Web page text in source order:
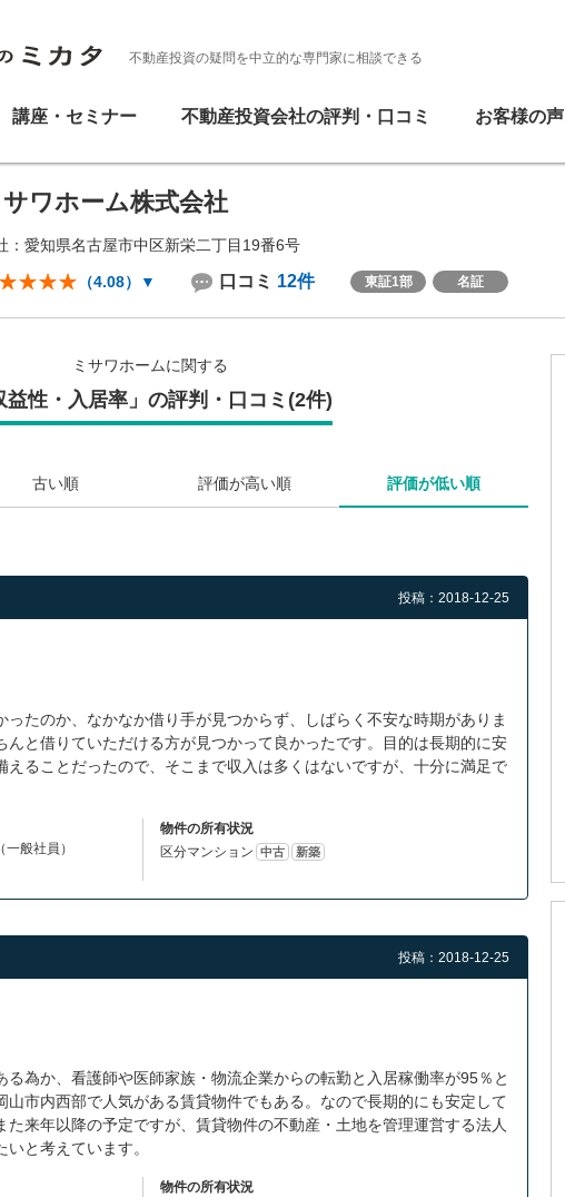
不動産投資の疑問を中立的な専門家に相談できる
講座・セミナー 不動産投資会社の評判・口コミ お客様の声
サワホーム株式会社
：愛知県名古屋市中区新栄二丁目19番6号
（4.08） ▼ 口コミ 12件 東証1部 名証
ミサワホームに関する
益性・入居率」の評判・口コミ(2件)
古い順 評価が高い順 評価が低い順
投稿：2018-12-25
ったのか、なかなか借り手が見つからず、しばらく不安な時期がありま
んと借りていただける方が見つかって良かったです。目的は長期的に安
えることだったので、そこまで収入は多くはないですが、十分に満足で
般社員）
物件の所有状況
区分マンション 中古 新築
投稿：2018-12-25
る為か、看護師や医師家族・物流企業からの転勤と入居稼働率が95％と
山市内西部で人気がある賃貸物件でもある。なので長期的にも安定して
た来年以降の予定ですが、賃貸物件の不動産・土地を管理運営する法人
と考えています。
物件の所有状況